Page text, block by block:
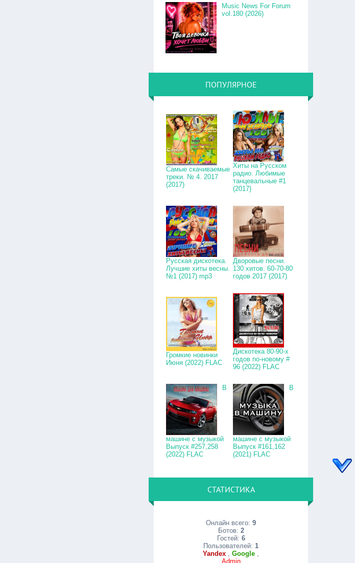
Music News For Forum
vol.180 (2026)
ПОПУЛЯРНОЕ
Самые скачиваемые
треки. № 4. 2017
(2017)
Хиты на Русском
радио. Любимые
танцевальные #1
(2017)
Русская дискотека.
Лучшие хиты весны.
№1 (2017) mp3
Дворовые песни.
130 хитов. 60-70-80
годов 2017 (2017)
Громкие новинки
Июня (2022) FLAC
Дискотека 80-90-х
годов по-новому #
96 (2022) FLAC
В
машине с музыкой
Выпуск #257,258
(2022) FLAC
В
машине с музыкой
Выпуск #161,162
(2021) FLAC
СТАТИСТИКА
Онлайн всего:9
Ботов: 2
Гостей: 6
Пользователей:1
Yandex ,Google ,
Admin